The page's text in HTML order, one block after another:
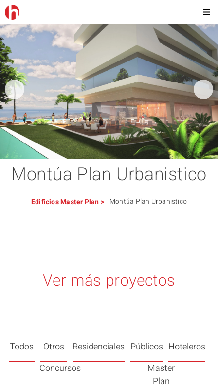
Montúa Plan Urbanistico
EdificiosMaster Plan > Montúa Plan Urbanistico
Ver más proyectos
Todos Otros Residenciales Públicos Hoteleros
Concursos
Master
Plan